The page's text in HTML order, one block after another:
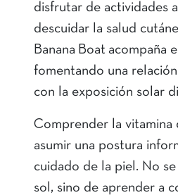
disfrutar de actividades
descuidar la salud
Banana Boat acompaña
fomentando una
con la exposición solar
Comprender la vitamina
asumir una postura
cuidado de la piel. No
sol, sino de aprender a